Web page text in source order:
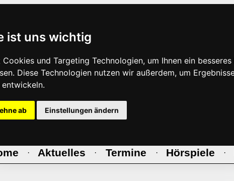
ist uns wichtig
und Targeting Technologien, um Ihnen ein
Diese Technologien nutzen wir außerdem, um
ab Einstellungen ändern
· Aktuelles · Termine · Hörspiele ·